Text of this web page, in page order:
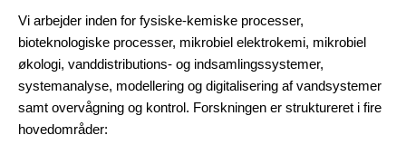
Vi arbejder inden for fysiske-kemiske processer,
bioteknologiske processer, mikrobiel elektrokemi, mikrobiel
økologi, vanddistributions- og indsamlingssystemer,
systemanalyse, modellering og digitalisering af vandsystemer
samt overvågning og kontrol. Forskningen er struktureret i fire
hovedområder: